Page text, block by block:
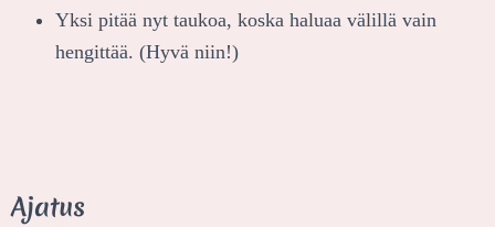
Yksi pitää nyt taukoa, koska haluaa välillä vain
hengittää. (Hyvä niin!)
Ajatus